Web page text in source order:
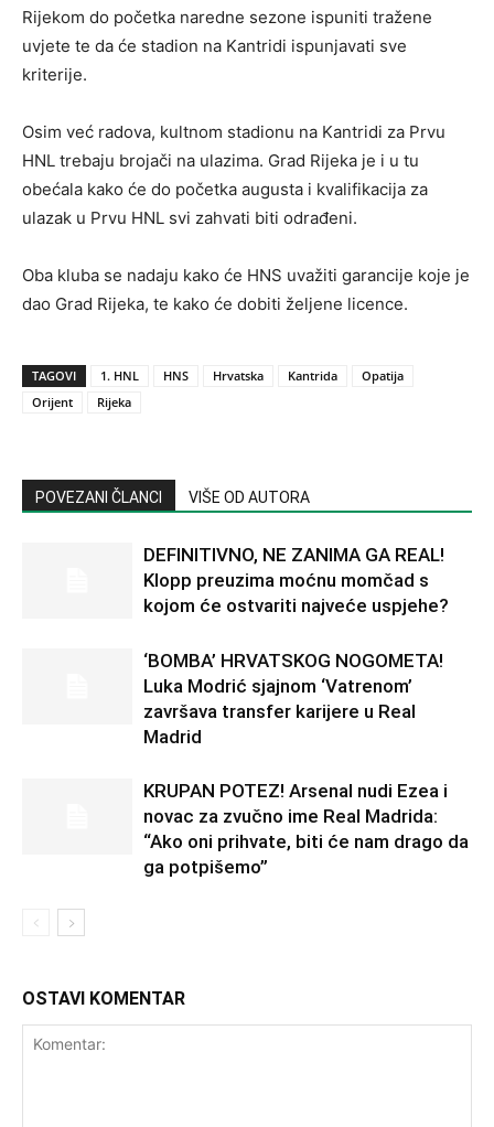
Rijekom do početka naredne sezone ispuniti tražene
uvjete te da će stadion na Kantridi ispunjavati sve
kriterije.
Osim već radova, kultnom stadionu na Kantridi za Prvu
HNL trebaju brojači na ulazima. Grad Rijeka je i u tu
obećala kako će do početka augusta i kvalifikacija za
ulazak u Prvu HNL svi zahvati biti odrađeni.
Oba kluba se nadaju kako će HNS uvažiti garancije koje je
dao Grad Rijeka, te kako će dobiti željene licence.
TAGOVI 1. HNL HNS Hrvatska Kantrida
Opatija
Orijent
Rijeka
POVEZANI ČLANCI VIŠE OD AUTORA
DEFINITIVNO, NE ZANIMA GA REAL!
Klopp preuzima moćnu momčad s
kojom će ostvariti najveće uspjehe?
‘BOMBA’ HRVATSKOG NOGOMETA!
Luka Modrić sjajnom ‘Vatrenom’
završava transfer karijere u Real
Madrid
KRUPAN POTEZ! Arsenal nudi Ezea i
novac za zvučno ime Real Madrida:
“Ako oni prihvate, biti će nam drago da
ga potpišemo”
OSTAVI KOMENTAR